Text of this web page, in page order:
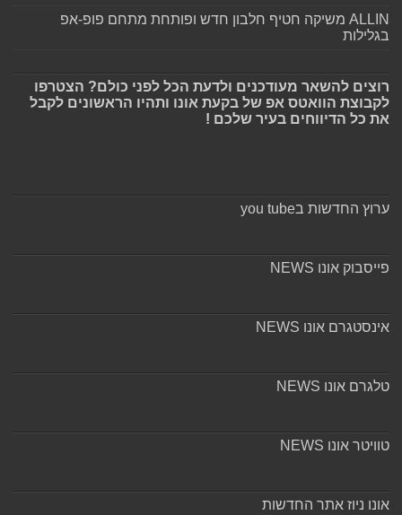
ALLIN משיקה חטיף חלבון חדש ופותחת מתחם פופ-אפ
בגלילות
רוצים להשאר מעודכנים ולדעת הכל לפני כולם? הצטרפו
לקבוצת הוואטס אפ של בקעת אונו ותהיו הראשונים לקבל
את כל הדיווחים בעיר שלכם !
ערוץ החדשות בyou tube
פייסבוק אונו NEWS
אינסטגרם אונו NEWS
טלגרם אונו NEWS
טוויטר אונו NEWS
אונו ניוז אתר החדשות